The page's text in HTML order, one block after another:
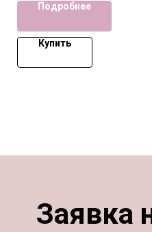
Подробнее
Купить
Заявка